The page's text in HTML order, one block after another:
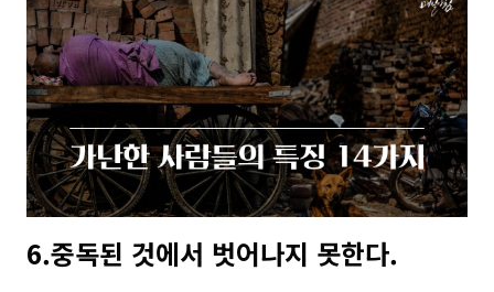
6.중독된 것에서 벗어나지 못한다.